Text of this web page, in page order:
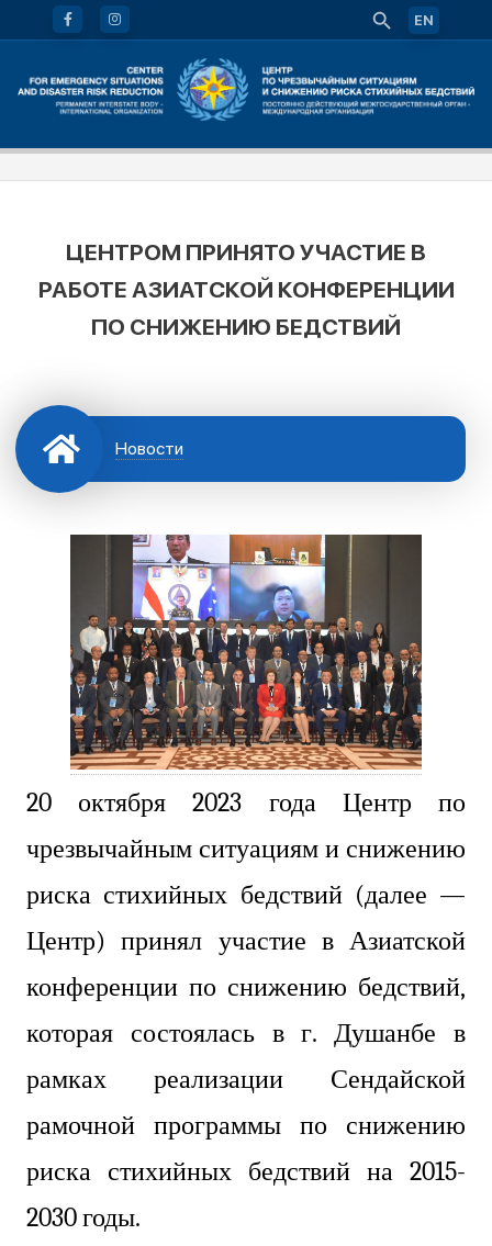
EN
ЦЕНТРОМ ПРИНЯТО УЧАСТИЕ В
РАБОТЕ АЗИАТCКОЙ КОНФЕРЕНЦИИ
ПО СНИЖЕНИЮ БЕДСТВИЙ
Новости
20 октября 2023 года Центр по
чрезвычайным ситуациям и снижению
риска стихийных бедствий (далее —
Центр) принял участие в Азиатской
конференции по снижению бедствий,
которая состоялась в г. Душанбе в
рамках реализации Сендайской
рамочной программы по снижению
риска стихийных бедствий на 2015-
2030 годы.